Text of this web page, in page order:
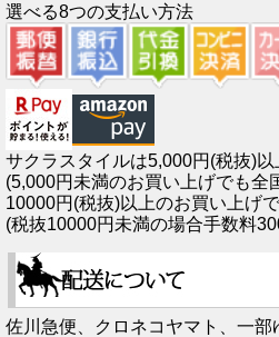
選べる8つの支払い方法
サクラスタイルは5,000円(税抜)以
(5,000円未満のお買い上げでも全
10000円(税抜)以上のお買い上げ
(税抜10000円未満の場合手数料
佐川急便、クロネコヤマト、一